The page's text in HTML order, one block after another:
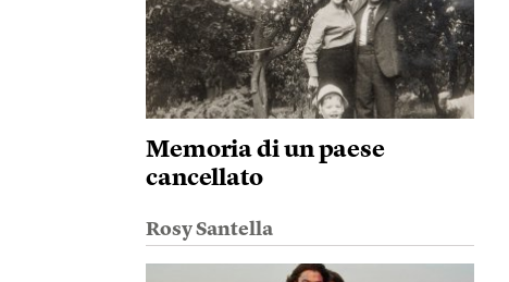
Memoria di un paese
cancellato
Rosy Santella